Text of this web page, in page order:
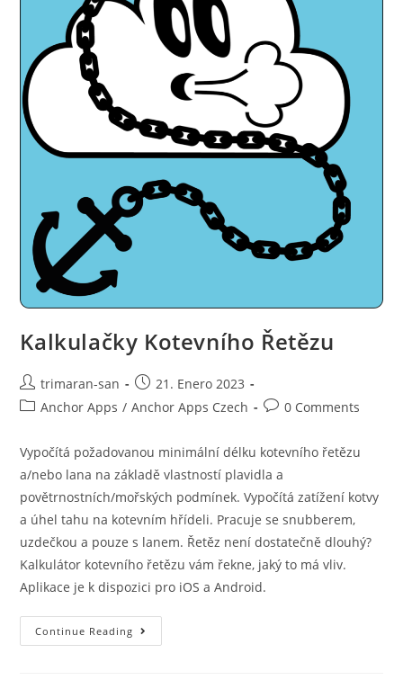
Kalkulačky Kotevního Řetězu
trimaran-san
21. Enero 2023
Anchor Apps / Anchor Apps Czech 0 Comments
Vypočítá požadovanou minimální délku kotevního řetězu
a/nebo lana na základě vlastností plavidla a
povětrnostních/mořských podmínek. Vypočítá zatížení kotvy
a úhel tahu na kotevním hřídeli. Pracuje se snubberem,
uzdečkou a pouze s lanem. Řetěz není dostatečně dlouhý?
Kalkulátor kotevního řetězu vám řekne, jaký to má vliv.
Aplikace je k dispozici pro iOS a Android.
Continue Reading